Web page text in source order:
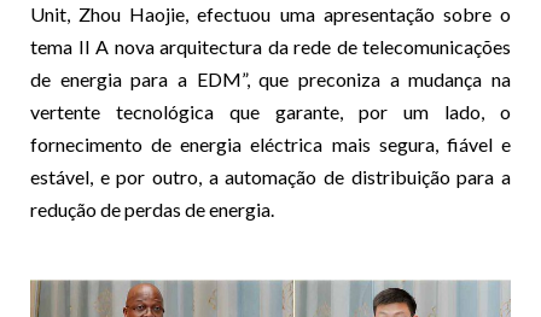
Unit, Zhou Haojie, efectuou uma apresentação sobre o
tema II A nova arquitectura da rede de telecomunicações
de energia para a EDM”, que preconiza a mudança na
vertente tecnológica que garante, por um lado, o
fornecimento de energia eléctrica mais segura, fiável e
estável, e por outro, a automação de distribuição para a
redução de perdas de energia.